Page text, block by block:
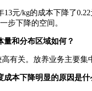
13元/kg的成本下降了
步下降的空间。
和分布区域如何？
有关。放养业务主要集
本下降明显的原因是什